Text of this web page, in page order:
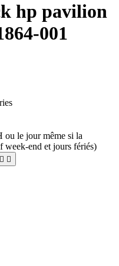
hp pavilion
001
ou le jour même si la
week-end et jours fériés)
 